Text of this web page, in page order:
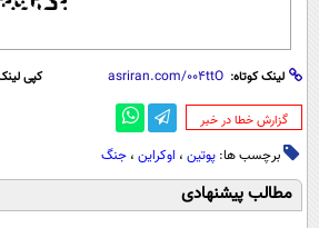
لینک کوتاه: کپی
‌گزارش خطا در خبر
برچسب ها: پوتین ، اوکراین ، جنگ
مطالب پیشنهادی